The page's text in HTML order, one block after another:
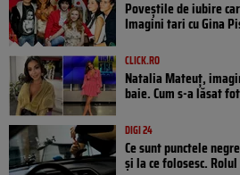
Poveştile de iubire
Imagini tari cu Gina
CLICK.RO
Natalia Mateuț,
baie. Cum s-a lăsat
DIGI 24
Ce sunt punctele
și la ce folosesc.